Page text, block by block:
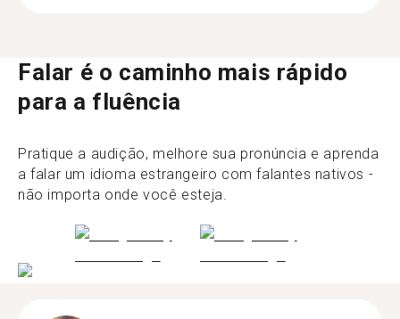
Falar é o caminho mais rápido
para a fluência
Pratique a audição, melhore sua pronúncia e aprenda
a falar um idioma estrangeiro com falantes nativos -
não importa onde você esteja.